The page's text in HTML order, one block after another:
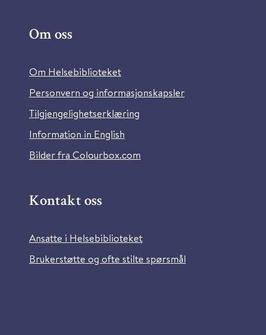
Om oss
Om Helsebiblioteket
Personvern og informasjonskapsler
Tilgjengelighetserklæring
Information in English
Bilder fra Colourbox.com
Kontakt oss
Ansatte i Helsebiblioteket
Brukerstøtte og ofte stilte spørsmål